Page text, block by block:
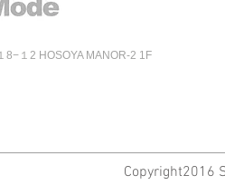
8−１2 HOSOYA MANOR-2 1F
Copyright2016